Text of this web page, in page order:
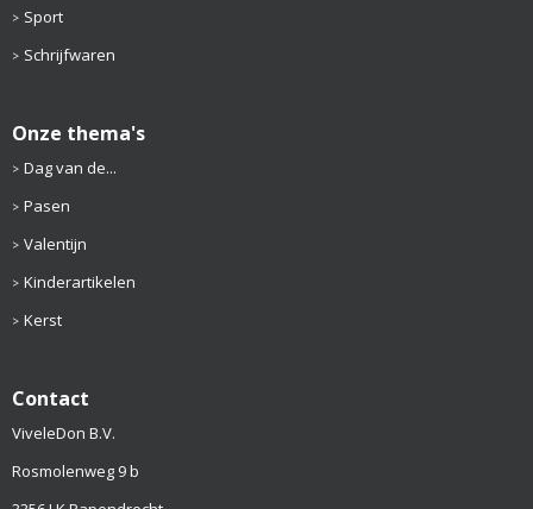
Sport
Schrijfwaren
Onze thema's
Dag van de...
Pasen
Valentijn
Kinderartikelen
Kerst
Contact
ViveleDon B.V.
Rosmolenweg 9 b